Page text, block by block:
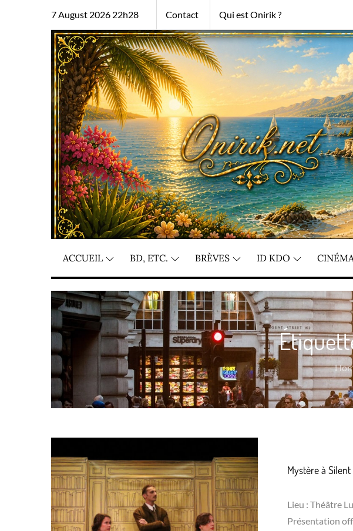
7 August 2026 22h28 Contact Qui est Onirik ?
ACCUEIL BD, ETC. BRÈVES ID KDO
Mystère à
Lieu : Théâtre
Présentation